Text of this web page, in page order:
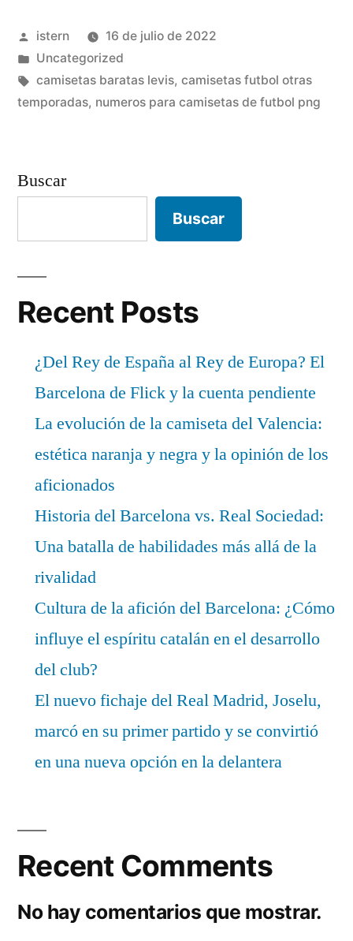
con
una
corona»
Publicado
por
istern
16 de julio de 2022
Publicado
en
Uncategorized
Etiquetas:
camisetas baratas levis, camisetas futbol otras
temporadas, numeros para camisetas de futbol png
Buscar
Buscar
Recent Posts
¿Del Rey de España al Rey de Europa? El
Barcelona de Flick y la cuenta pendiente
La evolución de la camiseta del Valencia:
estética naranja y negra y la opinión de los
aficionados
Historia del Barcelona vs. Real Sociedad:
Una batalla de habilidades más allá de la
rivalidad
Cultura de la afición del Barcelona: ¿Cómo
influye el espíritu catalán en el desarrollo
del club?
El nuevo fichaje del Real Madrid, Joselu,
marcó en su primer partido y se convirtió
en una nueva opción en la delantera
Recent Comments
No hay comentarios que mostrar.